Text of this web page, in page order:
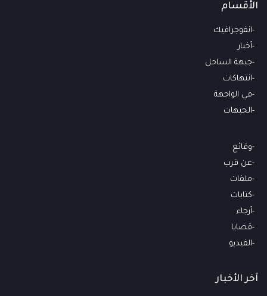
الأقسام
انفوجرافيك
أخبار
جبهة الساحل
انتهاكات
في الواجهة
الجبهات
وقائع
عن قرب
ملفات
كتابات
أرجاء
قضايا
الفيديو
آخر الأخبار